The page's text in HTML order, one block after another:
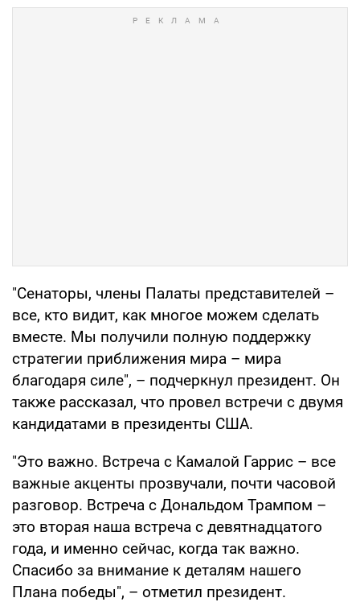
"Сенаторы, члены Палаты представителей –
все, кто видит, как многое можем сделать
вместе. Мы получили полную поддержку
стратегии приближения мира – мира
благодаря силе", – подчеркнул президент. Он
также рассказал, что провел встречи с двумя
кандидатами в президенты США.
"Это важно. Встреча с Камалой Гаррис – все
важные акценты прозвучали, почти часовой
разговор. Встреча с Дональдом Трампом –
это вторая наша встреча с девятнадцатого
года, и именно сейчас, когда так важно.
Спасибо за внимание к деталям нашего
Плана победы", – отметил президент.